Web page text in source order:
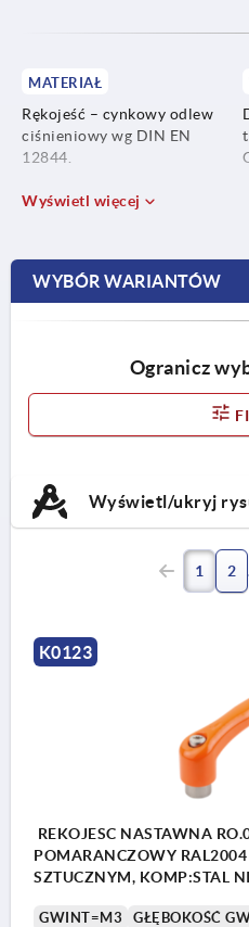
MATERIAŁ
Rękojeść – cynkowy odlew
ciśnieniowy wg DIN EN
12844.
Części stalowe – nierdzewne
Wyświetl więcej
WYBÓR WARIANTÓW
Ogranicz
Wyświetl/ukryj
1 2
K0123
REKOJESC NASTAWNA
POMARANCZOWY
SZTUCZNYM, KOMP:STAL
GWINT=M3
GŁĘBOKOŚĆ